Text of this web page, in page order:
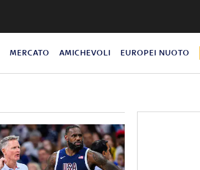
MERCATO AMICHEVOLI EUROPEI NUOTO